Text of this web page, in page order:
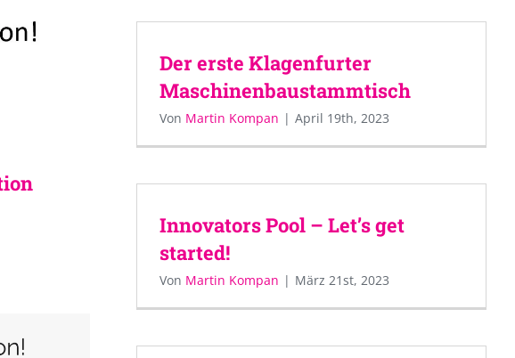
Der erste Klagenfurter
Maschinenbaustammtisch
Von Martin Kompan | April 19th, 2023
Innovators Pool – Let’s get
started!
Von Martin Kompan | März 21st, 2023